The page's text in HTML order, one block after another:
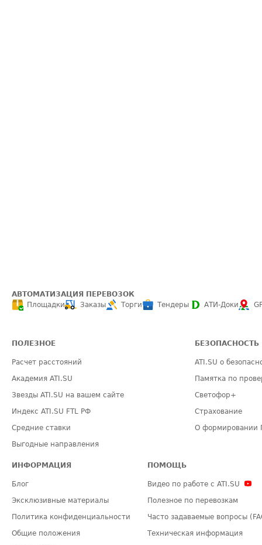
АВТОМАТИЗАЦИЯ ПЕРЕВОЗОК
Площадки
Заказы Торги Тендеры АТИ-Доки
ПОЛЕЗНОЕ
Расчет расстояний
Академия ATI.SU
Звезды ATI.SU на вашем сайте
Индекс ATI.SU FTL РФ
Средние ставки
Выгодные направления
БЕЗОПАСНОСТЬ
ATI.SU о
Памятка по
Светофор+
Страхование
О формировании
ИНФОРМАЦИЯ
Блог
Эксклюзивные материалы
Политика конфиденциальности
Общие положения
ПОМОЩЬ
Видео по работе с ATI.SU
Полезное по перевозкам
Часто задаваемые вопросы
Техническая информация